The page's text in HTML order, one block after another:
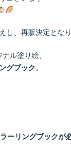
し、再販決定とな
ル塗り絵、
グブック 。
ーリングブックが